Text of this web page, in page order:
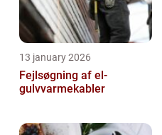
13 january 2026
Fejlsøgning af el-
gulvvarmekabler